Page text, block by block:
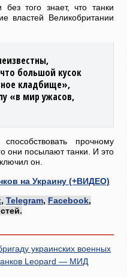
того знает, что танки
властей Великобритании
большой кусок
кладбище»,
«в мир ужасов,
прочному
они посылают танки. И это
он.
на Украину (+ВИДЕО)
, Telegram, Facebook,
украинских военных
танков Leopard — МИД